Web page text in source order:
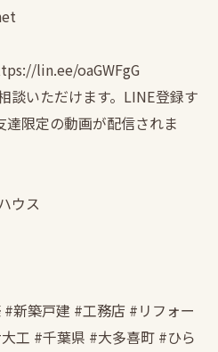
lin.ee/oaGWFgG
談いただけます。LINE登録す
限定の動画が配信されま
ウス
新築戸建 #工務店 #リフォー
工 #千葉県 #大多喜町 #ひら